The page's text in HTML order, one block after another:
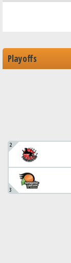
Playoffs
2
3